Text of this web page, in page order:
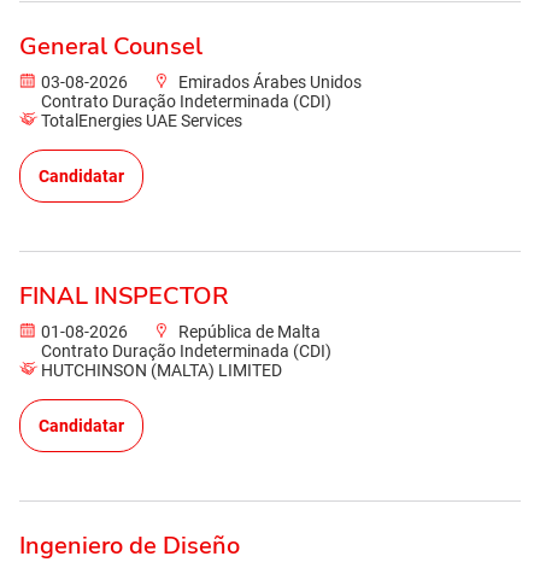
General Counsel
03-08-2026
Emirados Árabes Unidos
Contrato Duração Indeterminada (CDI)
TotalEnergies UAE Services
Candidatar
FINAL INSPECTOR
01-08-2026
República de Malta
Contrato Duração Indeterminada (CDI)
HUTCHINSON (MALTA) LIMITED
Candidatar
Ingeniero de Diseño